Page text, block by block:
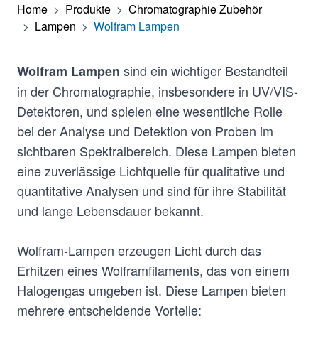
Home > Produkte > Chromatographie Zubehör
> Lampen > Wolfram Lampen
Wolfram Lampen sind ein wichtiger Bestandteil
in der Chromatographie, insbesondere in UV/VIS-
Detektoren, und spielen eine wesentliche Rolle
bei der Analyse und Detektion von Proben im
sichtbaren Spektralbereich. Diese Lampen bieten
eine zuverlässige Lichtquelle für qualitative und
quantitative Analysen und sind für ihre Stabilität
und lange Lebensdauer bekannt.
Wolfram-Lampen erzeugen Licht durch das
Erhitzen eines Wolframfilaments, das von einem
Halogengas umgeben ist. Diese Lampen bieten
mehrere entscheidende Vorteile: